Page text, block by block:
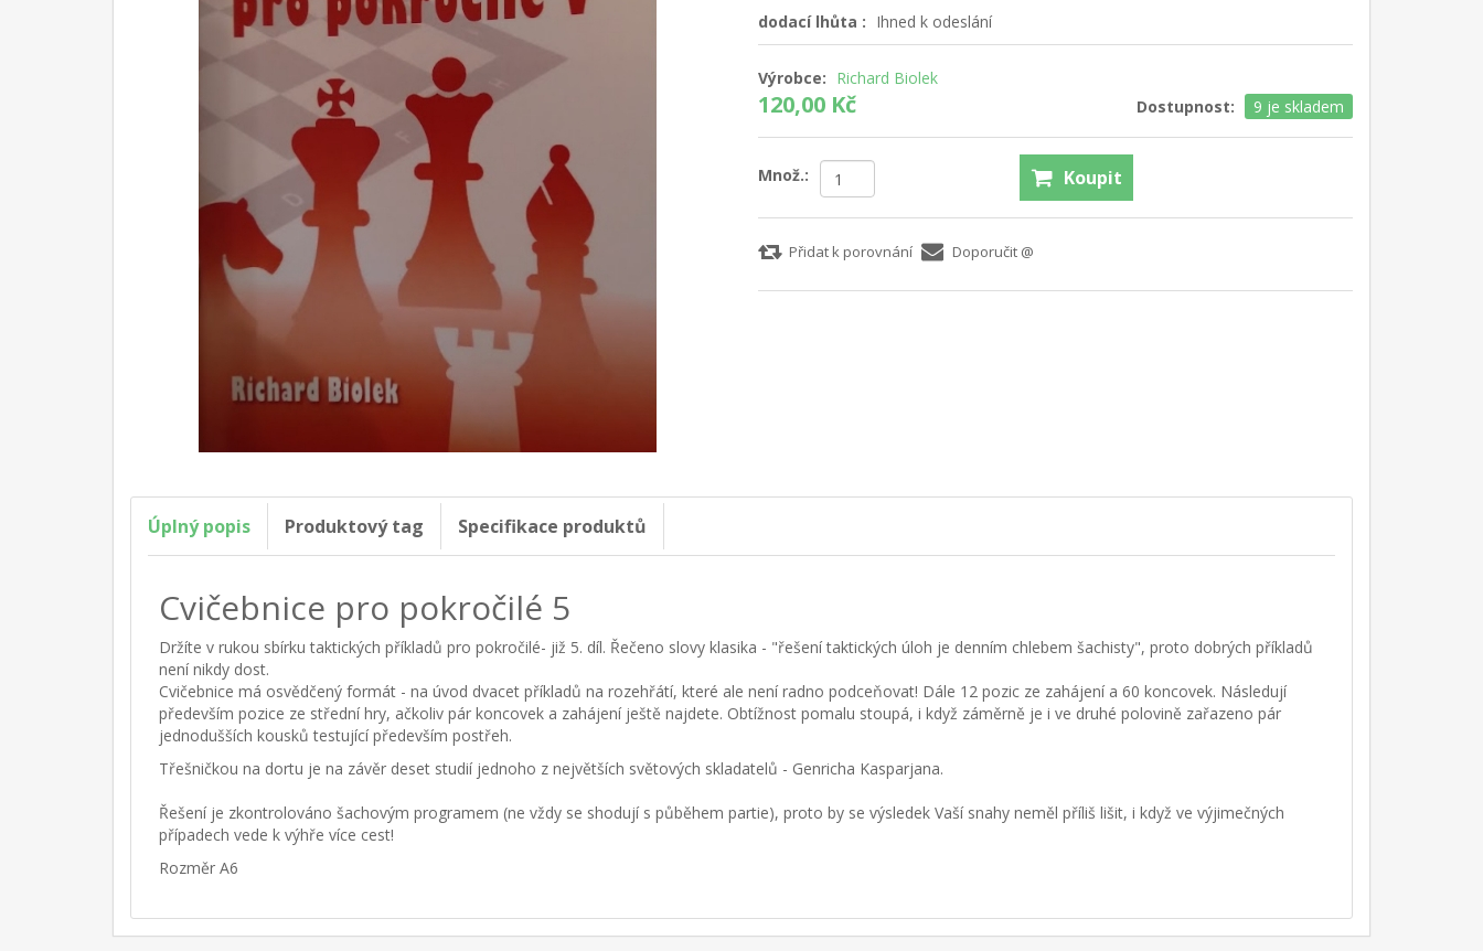
dodací lhůta : Ihned k odeslání
Výrobce: Richard Biolek
120,00 Kč Dostupnost: 9 je skladem
Množ.: Koupit
Přidat k porovnání Doporučit @
Úplný popis Produktový tag Specifikace produktů
Cvičebnice pro pokročilé 5
Držíte v rukou sbírku taktických příkladů pro pokročilé- již 5. díl. Řečeno slovy klasika - "řešení taktických úloh je denním chlebem šachisty", proto dobrých příkladů
není nikdy dost.
Cvičebnice má osvědčený formát - na úvod dvacet příkladů na rozehřátí, které ale není radno podceňovat! Dále 12 pozic ze zahájení a 60 koncovek. Následují
především pozice ze střední hry, ačkoliv pár koncovek a zahájení ještě najdete. Obtížnost pomalu stoupá, i když záměrně je i ve druhé polovině zařazeno pár
jednodušších kousků testující především postřeh.
Třešničkou na dortu je na závěr deset studií jednoho z největších světových skladatelů - Genricha Kasparjana.
Řešení je zkontrolováno šachovým programem (ne vždy se shodují s půběhem partie), proto by se výsledek Vaší snahy neměl příliš lišit, i když ve výjimečných
případech vede k výhře více cest!
Rozměr A6